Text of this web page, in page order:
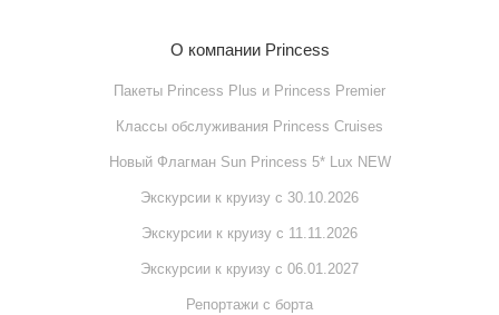
О компании Princess
Пакеты Princess Plus и Princess Premier
Классы обслуживания Princess Cruises
Новый Флагман Sun Princess 5* Lux NEW
Экскурсии к круизу с 30.10.2026
Экскурсии к круизу с 11.11.2026
Экскурсии к круизу с 06.01.2027
Репортажи с борта